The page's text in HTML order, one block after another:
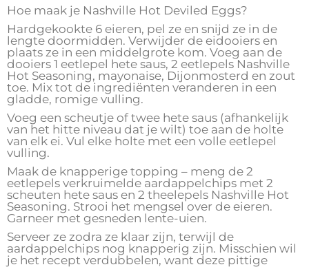
Hoe maak je Nashville Hot Deviled Eggs?
Hardgekookte 6 eieren, pel ze en snijd ze in de
lengte doormidden. Verwijder de eidooiers en
plaats ze in een middelgrote kom. Voeg aan de
dooiers 1 eetlepel hete saus, 2 eetlepels Nashville
Hot Seasoning, mayonaise, Dijonmosterd en zout
toe. Mix tot de ingrediënten veranderen in een
gladde, romige vulling.
Voeg een scheutje of twee hete saus (afhankelijk
van het hitte niveau dat je wilt) toe aan de holte
van elk ei. Vul elke holte met een volle eetlepel
vulling.
Maak de knapperige topping – meng de 2
eetlepels verkruimelde aardappelchips met 2
scheuten hete saus en 2 theelepels Nashville Hot
Seasoning. Strooi het mengsel over de eieren.
Garneer met gesneden lente-uien.
Serveer ze zodra ze klaar zijn, terwijl de
aardappelchips nog knapperig zijn. Misschien wil
je het recept verdubbelen, want deze pittige